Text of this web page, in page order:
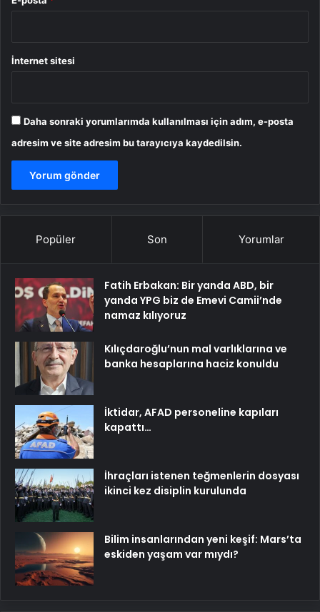
İnternet sitesi
Daha sonraki yorumlarımda kullanılması için adım, e-posta
adresim ve site adresim bu tarayıcıya kaydedilsin.
Popüler Son Yorumlar
Fatih Erbakan: Bir yanda ABD, bir
yanda YPG biz de Emevi Camii’nde
namaz kılıyoruz
Kılıçdaroğlu’nun mal varlıklarına ve
banka hesaplarına haciz konuldu
İktidar, AFAD personeline kapıları
kapattı…
İhraçları istenen teğmenlerin dosyası
ikinci kez disiplin kurulunda
Bilim insanlarından yeni keşif: Mars’ta
eskiden yaşam var mıydı?